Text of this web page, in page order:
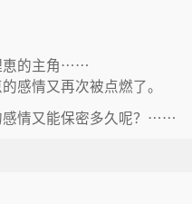
恵的主角……
感情又再次被点燃了。
感情又能保密多久呢？……